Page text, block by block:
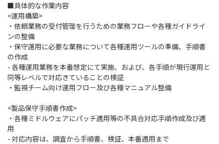
■具体的な作業内容
<運用構築>
・依頼業務の受付管理を行うための業務フローや各種ガイドライ
ンの整備
・保守運用に必要な業務について各種運用ツールの準備、手順書
の作成
- 各種運用業務を本番想定にて実施、および、各手順が現行運用と
同等レベルで対応きていることの検証
・監視チーム向け運用フロー及び各種マニュアル整備
<製品保守手順書作成>
・各種ミドルウェアにパッチ適用等の不具合対応手順作成及び適
用
- 対応内容は、調査から手順書、検証、本番適用まで